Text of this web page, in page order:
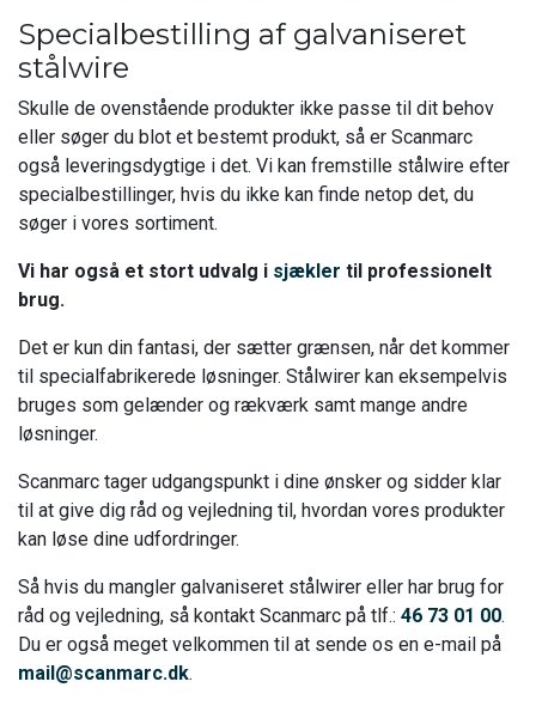
Specialbestilling af galvaniseret
stålwire
Skulle de ovenstående produkter ikke passe til dit behov
eller søger du blot et bestemt produkt, så er Scanmarc
også leveringsdygtige i det. Vi kan fremstille stålwire efter
specialbestillinger, hvis du ikke kan finde netop det, du
søger i vores sortiment.
Vi har også et stort udvalg i sjækler til professionelt
brug.
Det er kun din fantasi, der sætter grænsen, når det kommer
til specialfabrikerede løsninger. Stålwirer kan eksempelvis
bruges som gelænder og rækværk samt mange andre
løsninger.
Scanmarc tager udgangspunkt i dine ønsker og sidder klar
til at give dig råd og vejledning til, hvordan vores produkter
kan løse dine udfordringer.
Så hvis du mangler galvaniseret stålwirer eller har brug for
råd og vejledning, så kontakt Scanmarc på tlf.: 46 73 01 00.
Du er også meget velkommen til at sende os en e-mail på
mail@scanmarc.dk.